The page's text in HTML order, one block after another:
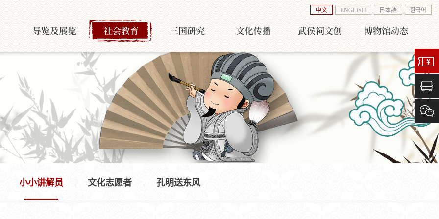
导览及展览 社会教育 三国研究 文化传播 武侯祠文创 博物馆动态
中文 ENGLISH 日本語 한국어
小小讲解员 文化志愿者 孔明送东风